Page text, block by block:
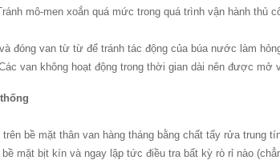
mô-men xoắn quá mức trong quá trình vận hành thủ
đóng van từ từ để tránh tác động của búa nước làm
van không hoạt động trong thời gian dài nên được mở
bề mặt thân van hàng tháng bằng chất tẩy rửa trung
mặt bịt kín và ngay lập tức điều tra bất kỳ rò rỉ nào